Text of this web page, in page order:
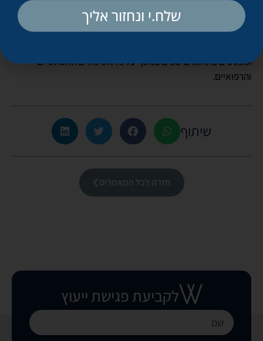
רופאים מומחים מכמה דיסציפלינות – עור, גנטיקה, כירורגיה
פלסטית, כלי דם, גניקולוגיה ועוד.
ומפגשים בתחומים שונים בנוסף על כל הטיפולים האסתטיים
והרפואיים.
שיתוף
חזרה לכל המאמרים
לקביעת פגישת ייעוץ
שלח.י ונחזור אליך